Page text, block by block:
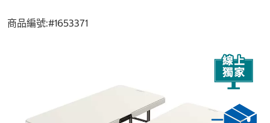
商品編號:#1653371